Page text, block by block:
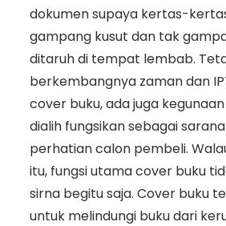
dokumen supaya kertas-
gampang kusut dan tak
ditaruh di tempat lembab.
berkembangnya zaman dan
cover buku, ada juga
dialih fungsikan sebagai
perhatian calon pembeli.
itu, fungsi utama cover buku
sirna begitu saja. Cover buku
untuk melindungi buku dari